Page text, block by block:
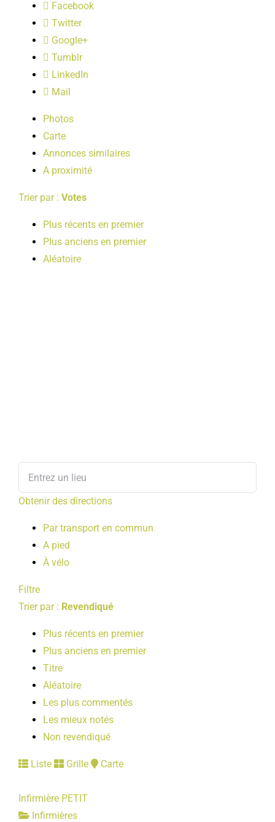
LOISIRS
PUBLICATIONS
Facebook
Twitter
Google+
Tumblr
LinkedIn
Mail
Photos
Carte
Annonces similaires
A proximité
Trier par : Votes
Plus récents en premier
Plus anciens en premier
Aléatoire
Obtenir des directions
Par transport en commun
A pied
À vélo
Filtre
Trier par : Revendiqué
Plus récents en premier
Plus anciens en premier
Titre
Aléatoire
Les plus commentés
Les mieux notés
Non revendiqué
Liste Grille Carte
Infirmière PETIT
Infirmières